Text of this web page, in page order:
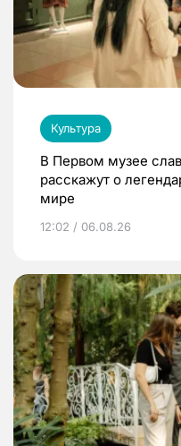
Культура
В Первом музее
расскажут о
мире
12:02 / 06.08.26